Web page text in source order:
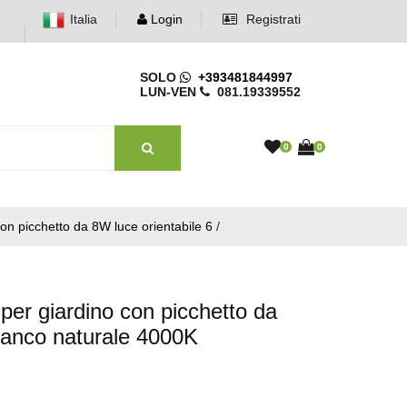
Italia Login Registrati
SOLO
+393481844997
LUN-VEN
081.19339552
0 0
picchetto da 8W luce orientabile 6 /
giardino con picchetto da
naturale 4000K